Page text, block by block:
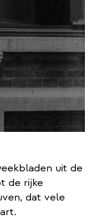
uit de
de rijke
dat vele